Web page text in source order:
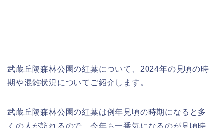
武蔵丘陵森林公園の紅葉について、2024年の見頃の時
期や混雑状況についてご紹介します。
武蔵丘陵森林公園の紅葉は例年見頃の時期になると多
くの人が訪れるので、今年も一番気になるのが見頃時